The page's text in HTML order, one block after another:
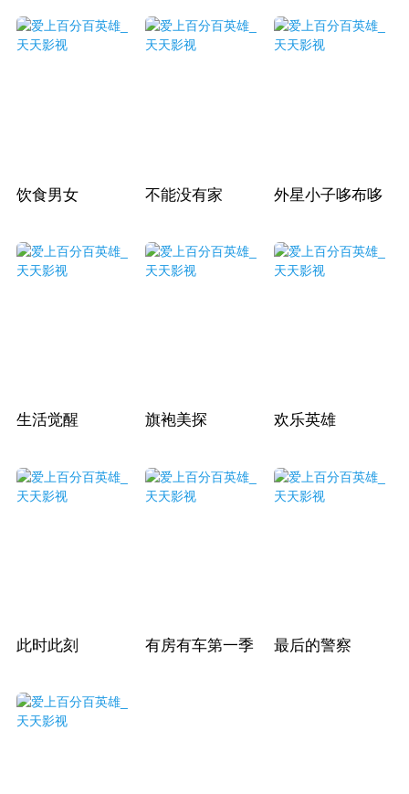
饮食男女 不能没有家 外星小子哆布哆
生活觉醒 旗袍美探 欢乐英雄
此时此刻 有房有车第一季 最后的警察